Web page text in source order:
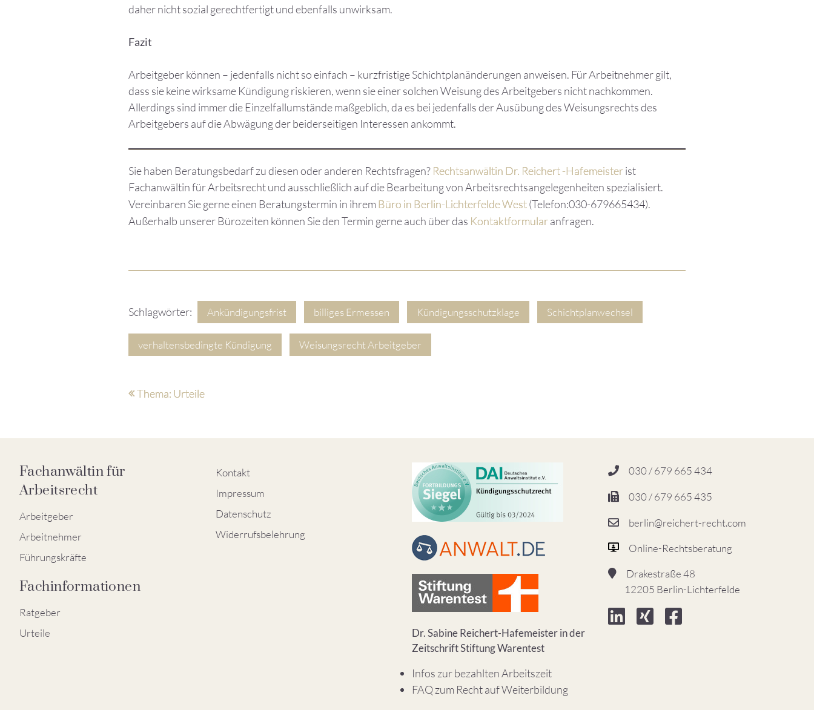
daher nicht sozial gerechtfertigt und ebenfalls unwirksam.
Fazit
Arbeitgeber können – jedenfalls nicht so einfach – kurzfristige Schichtplanänderungen anweisen. Für Arbeitnehmer gilt,
dass sie keine wirksame Kündigung riskieren, wenn sie einer solchen Weisung des Arbeitgebers nicht nachkommen.
Allerdings sind immer die Einzelfallumstände maßgeblich, da es bei jedenfalls der Ausübung des Weisungsrechts des
Arbeitgebers auf die Abwägung der beiderseitigen Interessen ankommt.
Sie haben Beratungsbedarf zu diesen oder anderen Rechtsfragen? Rechtsanwältin Dr. Reichert -Hafemeisterist
Fachanwältin für Arbeitsrecht und ausschließlich auf die Bearbeitung von Arbeitsrechtsangelegenheiten spezialisiert.
Vereinbaren Sie gerne einen Beratungstermin in ihrem Büro in Berlin-Lichterfelde West(Telefon:030-679665434).
Außerhalb unserer Bürozeiten können Sie den Termin gerne auch über das Kontaktformularanfragen.
Schlagwörter: Ankündigungsfrist billiges Ermessen Kündigungsschutzklage Schichtplanwechsel
verhaltensbedingte Kündigung Weisungsrecht Arbeitgeber
Thema: Urteile
Fachanwältin für
Arbeitsrecht
Arbeitgeber
Arbeitnehmer
Führungskräfte
Fachinformationen
Ratgeber
Urteile
Kontakt
Impressum
Datenschutz
Widerrufsbelehrung
Dr. Sabine Reichert-Hafemeister in der
Zeitschrift Stiftung Warentest
Infos zur bezahlten Arbeitszeit
FAQ zum Recht auf Weiterbildung
030 / 679 665 434
030 / 679 665 435
berlin@reichert-recht.com
Online-Rechtsberatung
Drakestraße 48
12205 Berlin-Lichterfelde